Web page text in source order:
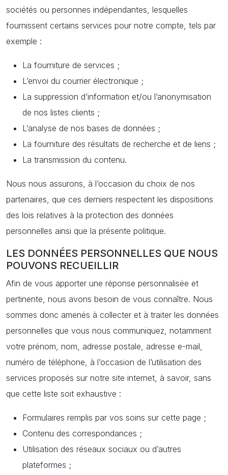
sociétés ou personnes indépendantes, lesquelles
fournissent certains services pour notre compte, tels par
exemple :
La fourniture de services ;
L’envoi du courrier électronique ;
La suppression d’information et/ou l’anonymisation
de nos listes clients ;
L’analyse de nos bases de données ;
La fourniture des résultats de recherche et de liens ;
La transmission du contenu.
Nous nous assurons, à l’occasion du choix de nos
partenaires, que ces derniers respectent les dispositions
des lois relatives à la protection des données
personnelles ainsi que la présente politique.
LES DONNÉES PERSONNELLES QUE NOUS
POUVONS RECUEILLIR
Afin de vous apporter une réponse personnalisée et
pertinente, nous avons besoin de vous connaître. Nous
sommes donc amenés à collecter et à traiter les données
personnelles que vous nous communiquez, notamment
votre prénom, nom, adresse postale, adresse e-mail,
numéro de téléphone, à l’occasion de l’utilisation des
services proposés sur notre site internet, à savoir, sans
que cette liste soit exhaustive :
Formulaires remplis par vos soins sur cette page ;
Contenu des correspondances ;
Utilisation des réseaux sociaux ou d’autres
plateformes ;